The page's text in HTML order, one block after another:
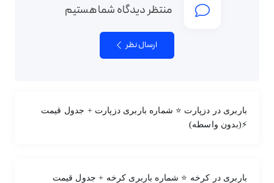
منتظر دیدگاه شما هستیم
ارسال نظر
باربری در دزپارت ⭐ شماره باربری دزپارت + جدول قیمت
⚡(بدون واسطه)
باربری در کرخه ⭐ شماره باربری کرخه + جدول قیمت